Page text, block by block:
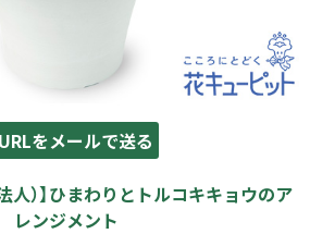
をメールで送る
人）】ひまわりとトルコキキョウのア
レンジメント